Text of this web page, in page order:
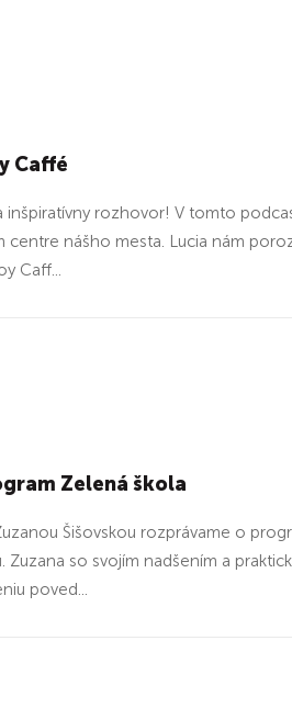
Caffé
inšpiratívny rozhovor! V tomto
centre nášho mesta. Lucia nám
Caff...
Zelená škola
Šišovskou rozprávame o
so svojím nadšením a
poved...